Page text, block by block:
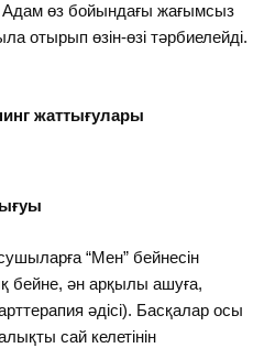
Адам өз бойындағы жағымсыз
отырып өзін-өзі тәрбиелейді.
жаттығулары
“Мен” бейнесін
бейне, ән арқылы ашуға,
әдісі). Басқалар осы
сай келетінін